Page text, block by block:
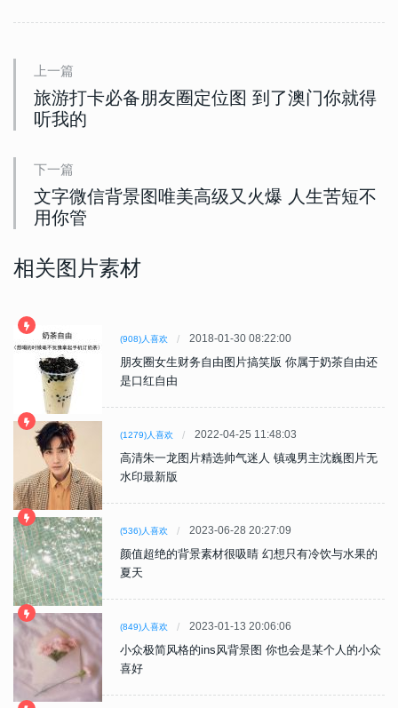
上一篇
旅游打卡必备朋友圈定位图 到了澳门你就得
听我的
下一篇
文字微信背景图唯美高级又火爆 人生苦短不
用你管
相关图片素材
(908)人喜欢 2018-01-30 08:22:00
朋友圈女生财务自由图片搞笑版 你属于奶茶自由还
是口红自由
(1279)人喜欢 2022-04-25 11:48:03
高清朱一龙图片精选帅气迷人 镇魂男主沈巍图片无
水印最新版
(536)人喜欢 2023-06-28 20:27:09
颜值超绝的背景素材很吸睛 幻想只有冷饮与水果的
夏天
(849)人喜欢 2023-01-13 20:06:06
小众极简风格的ins风背景图 你也会是某个人的小众
喜好